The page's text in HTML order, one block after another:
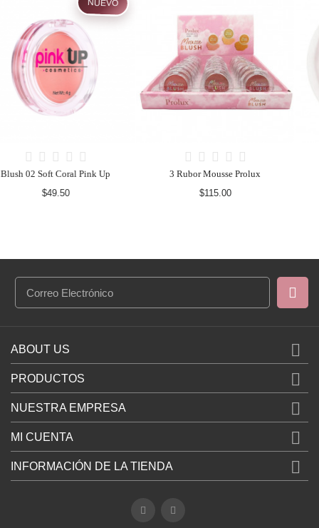
3 Rubor Mousse Prolux
$115.00
Blush 04 Mauve Pink Up
$49.50
ABOUT US 
PRODUCTOS 
NUESTRA EMPRESA 
MI CUENTA 
INFORMACIÓN DE LA TIENDA 